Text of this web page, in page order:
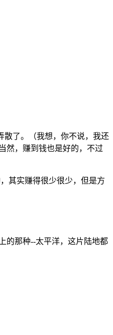
散了。（我想，你不说，我还
然，赚到钱也是好的，不过
其实赚得很少很少，但是方
的那种--太平洋，这片陆地都